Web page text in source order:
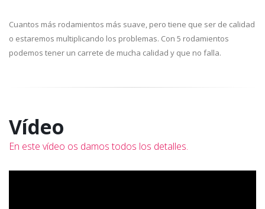
Cuantos más rodamientos más suave, pero tiene que ser de calidad
o estaremos multiplicando los problemas. Con 5 rodamientos
podemos tener un carrete de mucha calidad y que no falla.
Vídeo
En este vídeo os damos todos los detalles.